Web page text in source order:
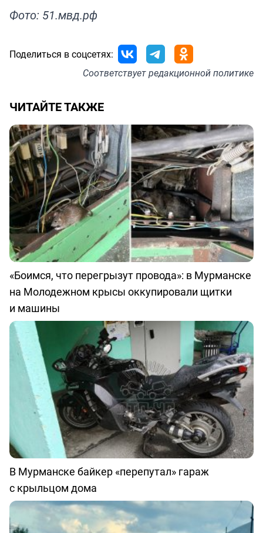
Фото: 51.мвд.рф
Поделиться в соцсетях:
Соответствуетредакционной политике
ЧИТАЙТЕ ТАКЖЕ
«Боимся, что перегрызут провода»: в Мурманске
на Молодежном крысы оккупировали щитки
и машины
В Мурманске байкер «перепутал» гараж
с крыльцом дома